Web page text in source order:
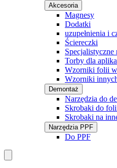
Akcesoria
Magnesy
Dodatki
uzupełnienia i
Ściereczki
Specjalistyczne
Torby dla
Wzorniki folii
Wzorniki
Demontaż
Narzędzia do
Skrobaki do
Skrobaki na
Narzędzia PPF
Do PPF